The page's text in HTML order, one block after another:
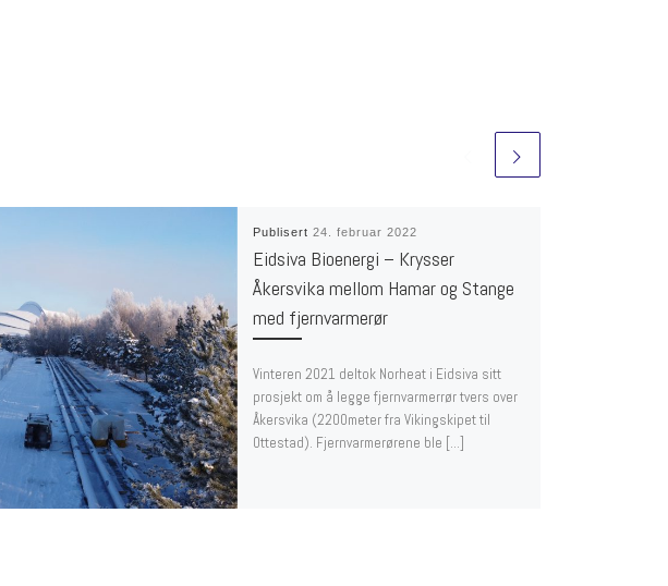
Publisert 24. februar 2022
Eidsiva Bioenergi – Krysser
Åkersvika mellom Hamar og Stange
med fjernvarmerør
Vinteren 2021 deltok Norheat i Eidsiva sitt
prosjekt om å legge fjernvarmerrør tvers over
Åkersvika (2200meter fra Vikingskipet til
Ottestad). Fjernvarmerørene ble […]